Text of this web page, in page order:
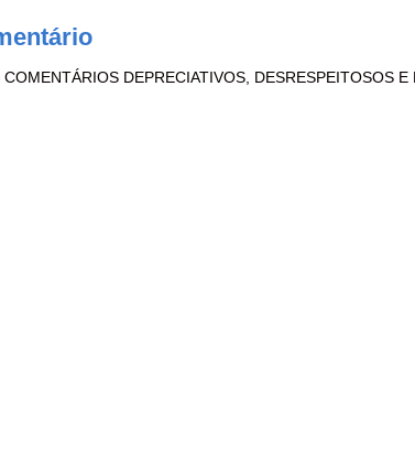
DEPRECIATIVOS, DESRESPEITOSOS